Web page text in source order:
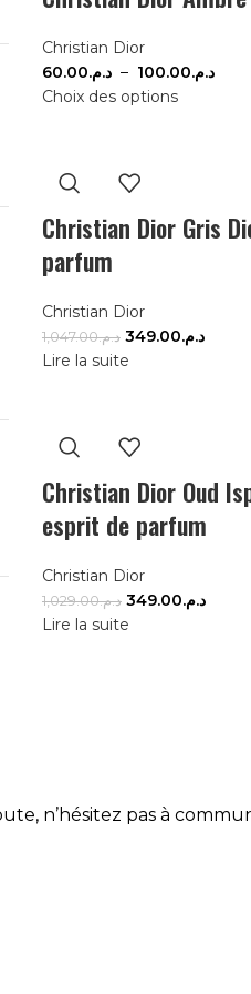
Christian Dior
د.م.60.00 – د.م.100.00
Choix des options
Christian Dior Gris
parfum
Christian Dior
د.م.1,047.00 د.م.349.00
Lire la suite
Christian Dior Oud
esprit de parfum
Christian Dior
د.م.1,029.00 د.م.349.00
Lire la suite
n’hésitez pas à